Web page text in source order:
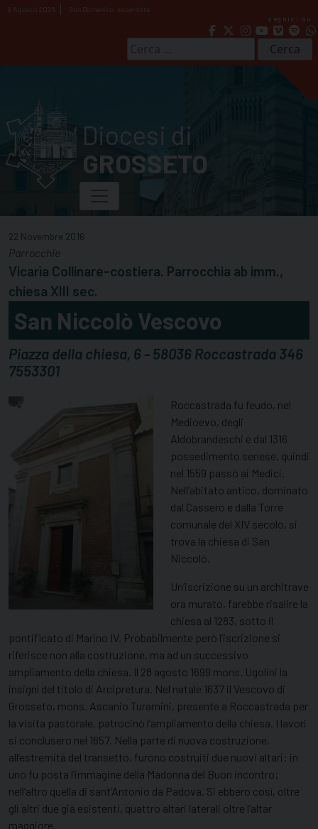
Skip
8 Agosto 2026
San Domenico, sacerdote
seguici su
per:
Diocesi di
GROSSETO
22 Novembre 2016
Parrocchie
Vicarìa Collinare-costiera. Parrocchia ab imm.,
chiesa XIII sec.
San Niccolò Vescovo
Piazza della chiesa, 6 - 58036 Roccastrada 346
7553301
Roccastrada fu feudo, nel
Medioevo, degli
Aldobrandeschi e dal 1316
possedimento senese, quindi
nel 1559 passò ai Medici.
Nell’abitato antico, dominato
dal Cassero e dalla Torre
comunale del XIV secolo, si
trova la chiesa di San
Niccolò.
Un’iscrizione su un architrave
ora murato, farebbe risalire la
chiesa al 1283, sotto il
pontificato di Marino IV. Probabilmente però l’iscrizione si
riferisce non alla costruzione, ma ad un successivo
ampliamento della chiesa. Il 28 agosto 1699 mons. Ugolini la
insignì del titolo di Arcipretura. Nel natale 1637 il Vescovo di
Grosseto, mons. Ascanio Turamini, presente a Roccastrada per
la visita pastorale, patrocinò l’ampliamento della chiesa. I lavori
si conclusero nel 1657. Nella parte di nuova costruzione,
all’estremità del transetto, furono costruiti due nuovi altari: in
uno fu posta l’immagine della Madonna del Buon incontro;
nell’altro quella di sant’Antonio da Padova. Si ebbero così, oltre
gli altri due già esistenti, quattro altari laterali oltre l’altar
maggiore.